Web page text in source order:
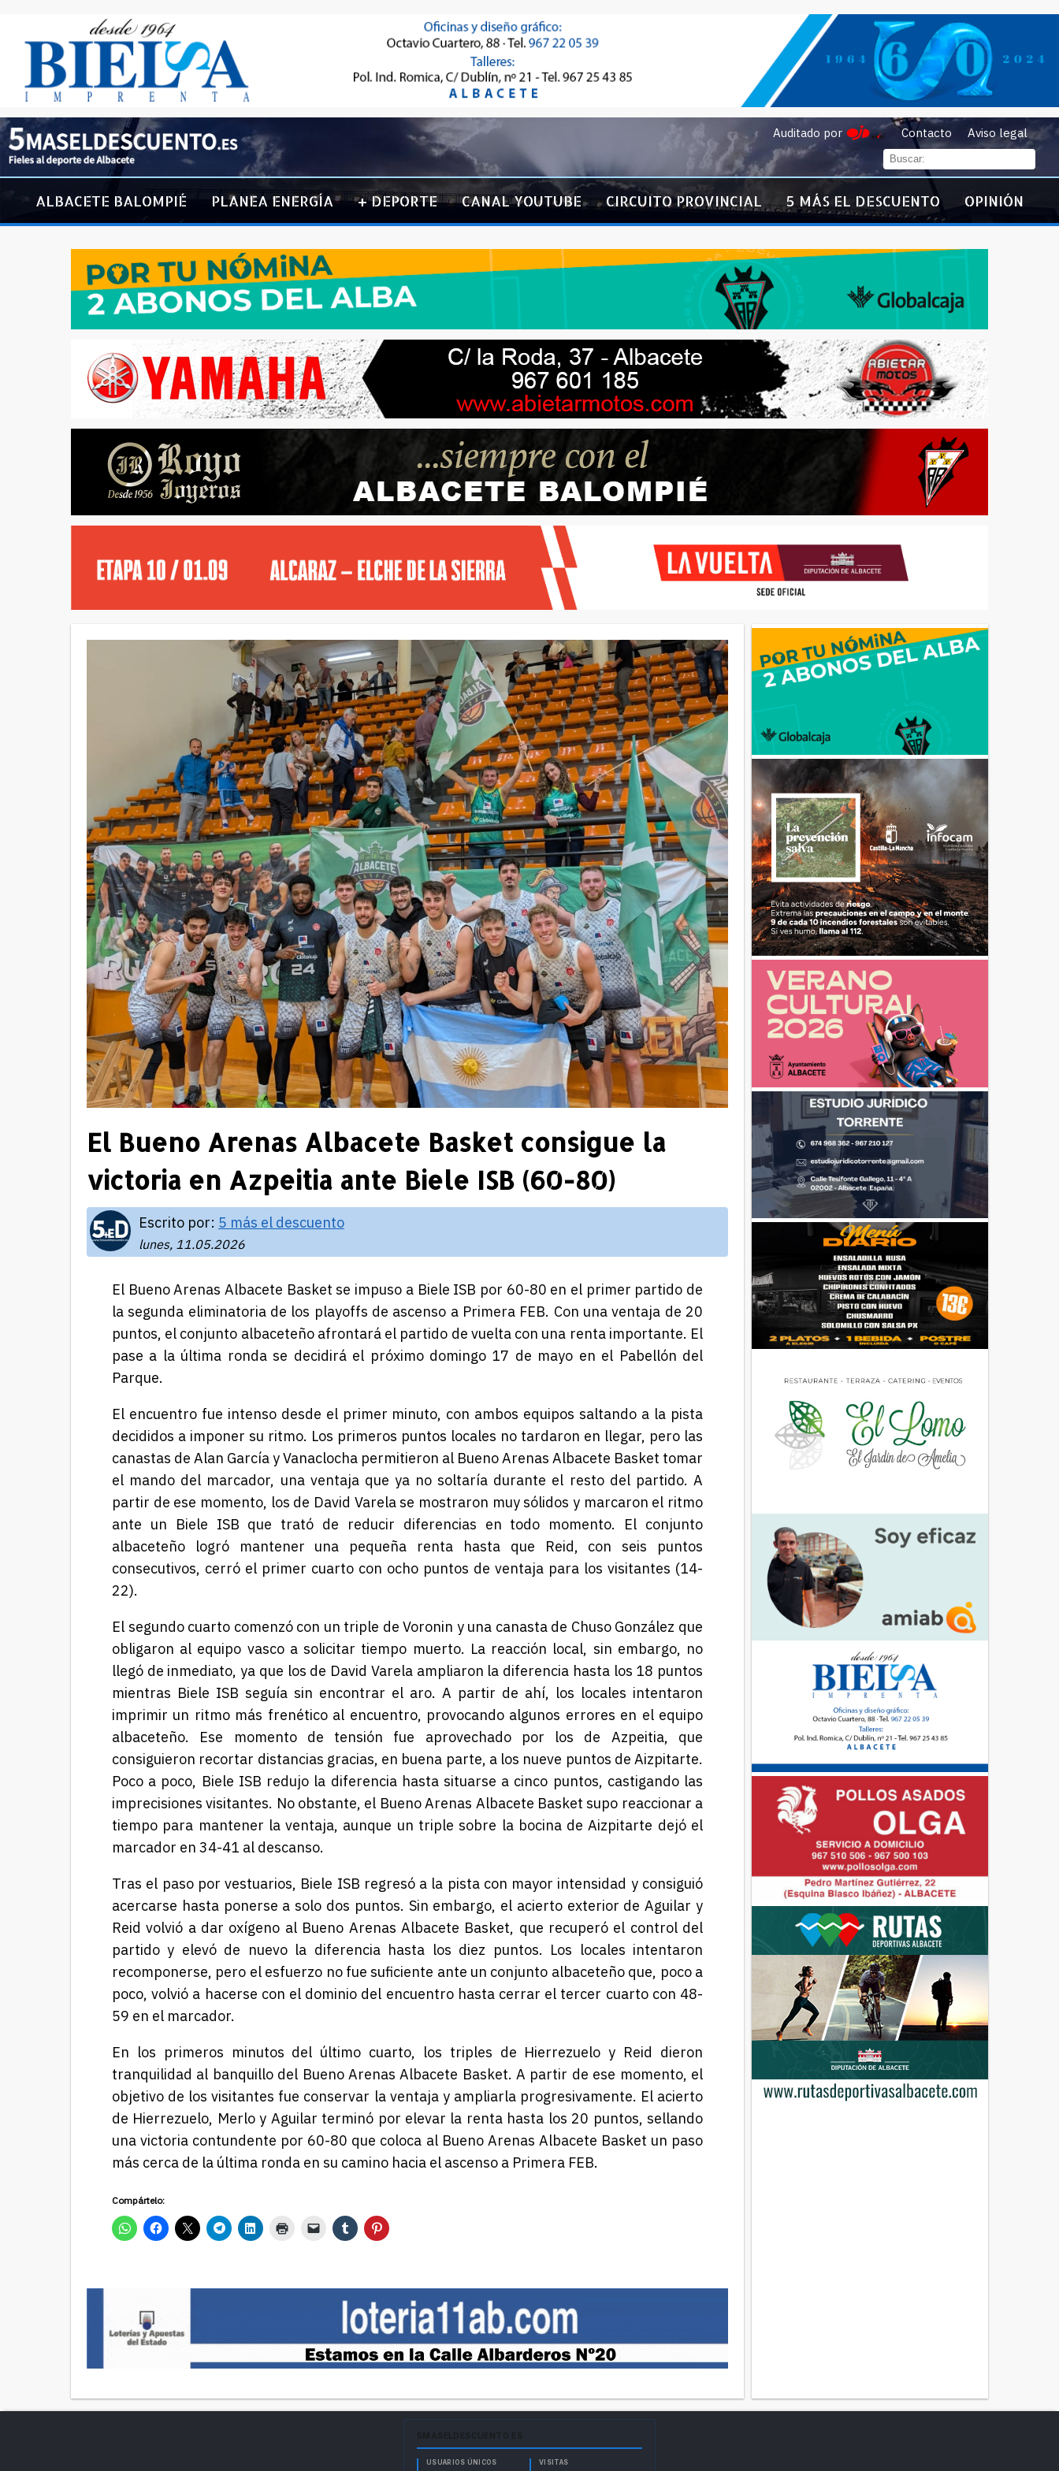
Auditado por Contacto Aviso legal
ALBACETE BALOMPIÉ PLANEA ENERGÍA + DEPORTE CANAL YOUTUBE CIRCUITO PROVINCIAL 5 MÁS EL DESCUENTO OPINIÓN
El Bueno Arenas Albacete Basket consigue la
victoria en Azpeitia ante Biele ISB (60-80)
Escrito por: 5 más el descuento
lunes, 11.05.2026
El Bueno Arenas Albacete Basket se impuso a Biele ISB por 60-80 en el primer partido de
la segunda eliminatoria de los playoffs de ascenso a Primera FEB. Con una ventaja de 20
puntos, el conjunto albaceteño afrontará el partido de vuelta con una renta importante. El
pase a la última ronda se decidirá el próximo domingo 17 de mayo en el Pabellón del
Parque.
El encuentro fue intenso desde el primer minuto, con ambos equipos saltando a la pista
decididos a imponer su ritmo. Los primeros puntos locales no tardaron en llegar, pero las
canastas de Alan García y Vanaclocha permitieron al Bueno Arenas Albacete Basket tomar
el mando del marcador, una ventaja que ya no soltaría durante el resto del partido. A
partir de ese momento, los de David Varela se mostraron muy sólidos y marcaron el ritmo
ante un Biele ISB que trató de reducir diferencias en todo momento. El conjunto
albaceteño logró mantener una pequeña renta hasta que Reid, con seis puntos
consecutivos, cerró el primer cuarto con ocho puntos de ventaja para los visitantes (14-
22).
El segundo cuarto comenzó con un triple de Voronin y una canasta de Chuso González que
obligaron al equipo vasco a solicitar tiempo muerto. La reacción local, sin embargo, no
llegó de inmediato, ya que los de David Varela ampliaron la diferencia hasta los 18 puntos
mientras Biele ISB seguía sin encontrar el aro. A partir de ahí, los locales intentaron
imprimir un ritmo más frenético al encuentro, provocando algunos errores en el equipo
albaceteño. Ese momento de tensión fue aprovechado por los de Azpeitia, que
consiguieron recortar distancias gracias, en buena parte, a los nueve puntos de Aizpitarte.
Poco a poco, Biele ISB redujo la diferencia hasta situarse a cinco puntos, castigando las
imprecisiones visitantes. No obstante, el Bueno Arenas Albacete Basket supo reaccionar a
tiempo para mantener la ventaja, aunque un triple sobre la bocina de Aizpitarte dejó el
marcador en 34-41 al descanso.
Tras el paso por vestuarios, Biele ISB regresó a la pista con mayor intensidad y consiguió
acercarse hasta ponerse a solo dos puntos. Sin embargo, el acierto exterior de Aguilar y
Reid volvió a dar oxígeno al Bueno Arenas Albacete Basket, que recuperó el control del
partido y elevó de nuevo la diferencia hasta los diez puntos. Los locales intentaron
recomponerse, pero el esfuerzo no fue suficiente ante un conjunto albaceteño que, poco a
poco, volvió a hacerse con el dominio del encuentro hasta cerrar el tercer cuarto con 48-
59 en el marcador.
En los primeros minutos del último cuarto, los triples de Hierrezuelo y Reid dieron
tranquilidad al banquillo del Bueno Arenas Albacete Basket. A partir de ese momento, el
objetivo de los visitantes fue conservar la ventaja y ampliarla progresivamente. El acierto
de Hierrezuelo, Merlo y Aguilar terminó por elevar la renta hasta los 20 puntos, sellando
una victoria contundente por 60-80 que coloca al Bueno Arenas Albacete Basket un paso
más cerca de la última ronda en su camino hacia el ascenso a Primera FEB.
Compártelo: